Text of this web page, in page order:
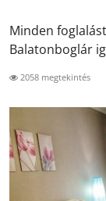
Minden
Balatonboglár
2058 megtekintés